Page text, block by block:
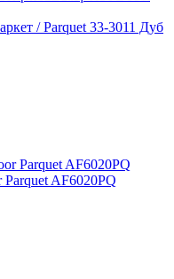
/ Parquet 33-3011 Дуб
AF6020PQ